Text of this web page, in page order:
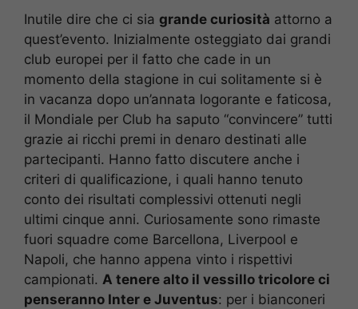
Inutile dire che ci sia grande curiosità attorno a
quest’evento. Inizialmente osteggiato dai grandi
club europei per il fatto che cade in un
momento della stagione in cui solitamente si è
in vacanza dopo un’annata logorante e faticosa,
il Mondiale per Club ha saputo “convincere” tutti
grazie ai ricchi premi in denaro destinati alle
partecipanti. Hanno fatto discutere anche i
criteri di qualificazione, i quali hanno tenuto
conto dei risultati complessivi ottenuti negli
ultimi cinque anni. Curiosamente sono rimaste
fuori squadre come Barcellona, Liverpool e
Napoli, che hanno appena vinto i rispettivi
campionati. A tenere alto il vessillo tricolore ci
penseranno Inter e Juventus: per i bianconeri